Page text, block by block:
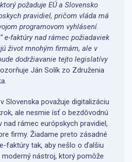
požaduje EÚ a Slovensko
pravidiel, pričom vláda má
programovom vyhlásení.
e-faktúry nad rámec požiadaviek
život mnohým firmám, ale v
dodržiavanie tejto legislatívy
Ján Solík zo Združenia
Slovenska považuje digitalizáciu
ale nesmie ísť o bezdôvodnú
rámec európskych pravidiel,
firmy. Žiadame preto zásadné
faktúry tak, aby nešlo o ďalšiu
nástroj, ktorý pomôže